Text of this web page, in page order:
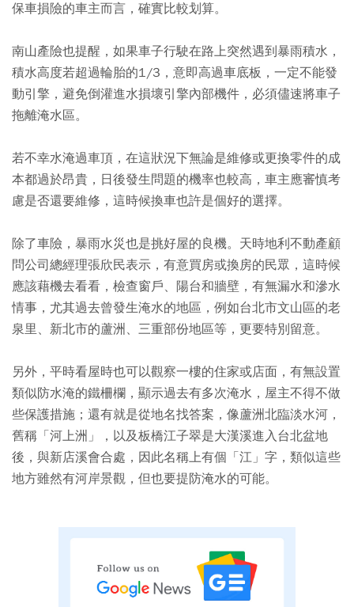
保車損險的車主而言，確實比較划算。
南山產險也提醒，如果車子行駛在路上突然遇到暴雨積水，
積水高度若超過輪胎的1/3，意即高過車底板，一定不能發
動引擎，避免倒灌進水損壞引擎內部機件，必須儘速將車子
拖離淹水區。
若不幸水淹過車頂，在這狀況下無論是維修或更換零件的成
本都過於昂貴，日後發生問題的機率也較高，車主應審慎考
慮是否還要維修，這時候換車也許是個好的選擇。
除了車險，暴雨水災也是挑好屋的良機。天時地利不動產顧
問公司總經理張欣民表示，有意買房或換房的民眾，這時候
應該藉機去看看，檢查窗戶、陽台和牆壁，有無漏水和滲水
情事，尤其過去曾發生淹水的地區，例如台北市文山區的老
泉里、新北市的蘆洲、三重部份地區等，更要特別留意。
另外，平時看屋時也可以觀察一樓的住家或店面，有無設置
類似防水淹的鐵柵欄，顯示過去有多次淹水，屋主不得不做
些保護措施；還有就是從地名找答案，像蘆洲北臨淡水河，
舊稱「河上洲」，以及板橋江子翠是大漢溪進入台北盆地
後，與新店溪會合處，因此名稱上有個「江」字，類似這些
地方雖然有河岸景觀，但也要提防淹水的可能。